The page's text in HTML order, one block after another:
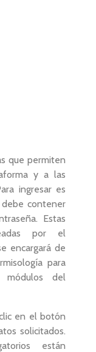
que permiten
y a las
ingresar es
contener
Estas
por el
encargará de
para
módulos del
en el botón
solicitados.
están